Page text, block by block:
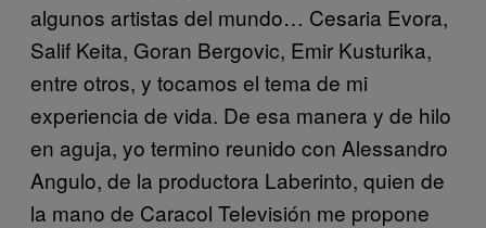
algunos artistas del mundo… Cesaria Evora,
Salif Keita, Goran Bergovic, Emir Kusturika,
entre otros, y tocamos el tema de mi
experiencia de vida. De esa manera y de hilo
en aguja, yo termino reunido con Alessandro
Angulo, de la productora Laberinto, quien de
la mano de Caracol Televisión me propone